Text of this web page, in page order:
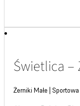
Świetlica –
Żerniki Małe | Sportowa